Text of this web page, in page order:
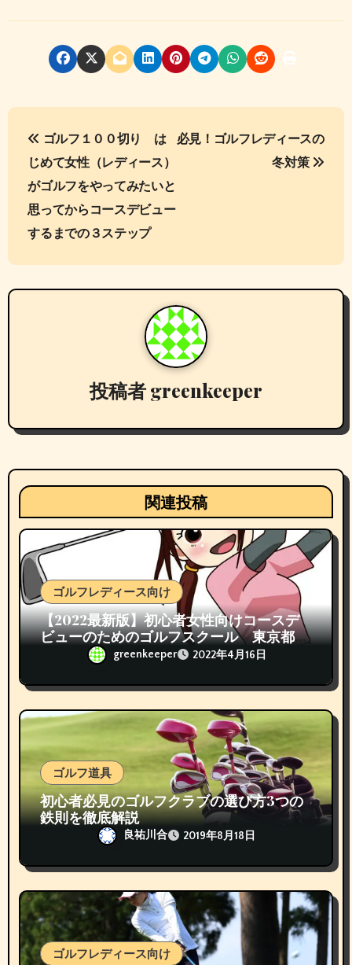
投
稿
ナ
ビ
ゲ
ー
ゴルフ１００切り は
じめて女性（レディース）
がゴルフをやってみたいと
思ってからコースデビュー
するまでの３ステップ
必見！ゴルフレディースの
冬対策
投稿者greenkeeper
関連投稿
ゴルフレディース向け
【2022最新版】初心者女性向けコースデ
ビューのためのゴルフスクール 東京都内
おすすめランキング TOP3
greenkeeper 2022年4月16日
ゴルフ道具
初心者必見のゴルフクラブの選び方3つの
鉄則を徹底解説
良祐川合 2019年8月18日
ゴルフレディース向け